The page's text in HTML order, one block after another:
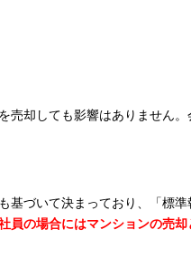
売却しても影響はありません
基づいて決まっており、「標
員の場合にはマンションの売